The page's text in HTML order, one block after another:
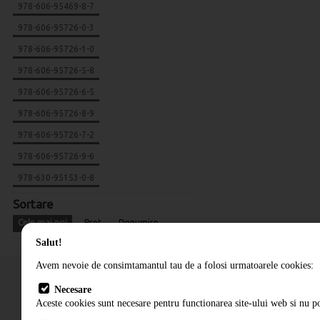
978-606-95469-8-7
978-606-95726-0-3
978-606-95726-1-0
978-606-95726-5-8
978-606-95726-6-5
978-606-95726-8-9
978-606-95726-7-2
978-606-95726-9-6
978-630-95153-0-8
Sortare
Cele mai noi Pret Denumire
Salut!
Avem nevoie de consimtamantul tau de a folosi urmatoarele cookies:
Necesare
Aceste cookies sunt necesare pentru functionarea site-ului web si nu